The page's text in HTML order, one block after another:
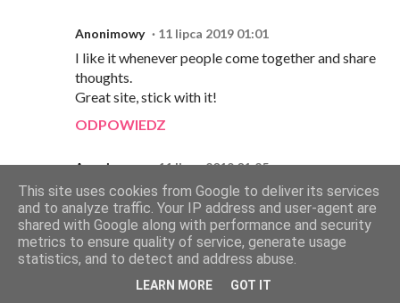
Anonimowy 11 lipca 2019 01:01
I like it whenever people come together and share
thoughts.
Great site, stick with it!
ODPOWIEDZ
Anonimowy 11 lipca 2019 01:25
Great beat ! I would like to apprentice while you
amend your website, how can i subscribe for a
blog web
site? The account helped me a acceptable deal.
I had been a little bit acquainted of this your
broadcast offered bright
This site uses cookies from Google to deliver its services
and to analyze traffic. Your IP address and user-agent are
shared with Google along with performance and security
metrics to ensure quality of service, generate usage
statistics, and to detect and address abuse.
LEARN MORE GOT IT